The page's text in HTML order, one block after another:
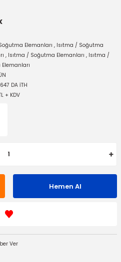
Elemanları , Isıtma / Soğutma
, Isıtma / Soğutma Elemanları , Isıtma /
DA İTH
+ KDV
Hemen Al
Ver